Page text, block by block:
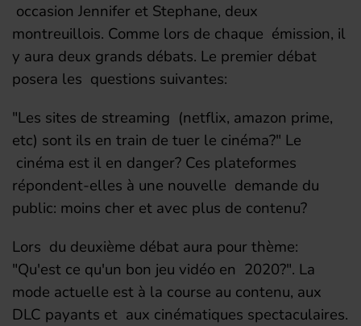
occasion Jennifer et Stephane, deux
montreuillois. Comme lors de chaque émission, il
y aura deux grands débats. Le premier débat
posera les questions suivantes:
"Les sites de streaming (netflix, amazon prime,
etc) sont ils en train de tuer le cinéma?" Le
cinéma est il en danger? Ces plateformes
répondent-elles à une nouvelle demande du
public: moins cher et avec plus de contenu?
Lors du deuxième débat aura pour thème:
"Qu'est ce qu'un bon jeu vidéo en 2020?". La
mode actuelle est à la course au contenu, aux
DLC payants et aux cinématiques spectaculaires.